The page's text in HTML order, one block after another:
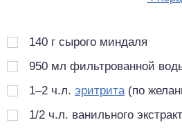
140 г сырого миндаля
950 мл фильтрованной
1–2 ч.л. эритрита (по
1/2 ч.л. ванильного